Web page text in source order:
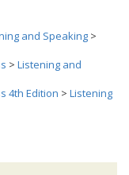
and Speaking >
> Listening and
4th Edition > Listening